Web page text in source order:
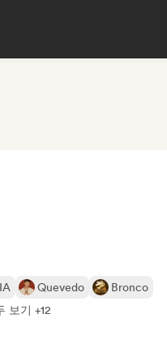
Quevedo
Bronco
보기 +12